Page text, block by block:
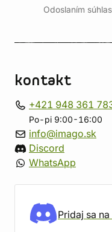
Odoslaním
kontakt
+421 948 361
Po-pi 9:00-16:00
info@imago.sk
Discord
WhatsApp
Pridaj sa